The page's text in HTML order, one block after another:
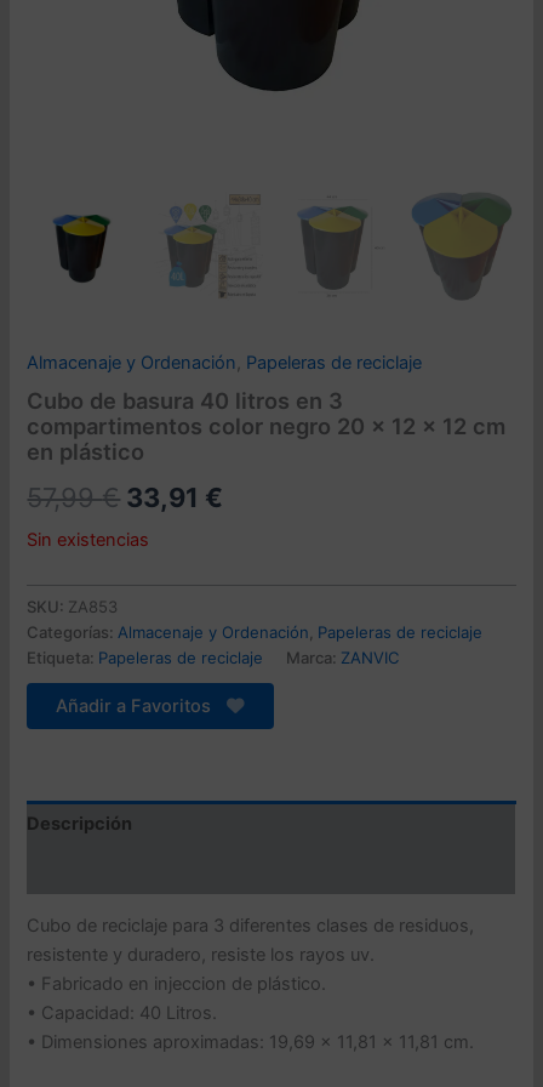
Almacenaje y Ordenación, Papeleras de reciclaje
Cubo de basura 40 litros en 3
compartimentos color negro 20 x 12 x 12 cm
en plástico
57,99€ El
precio
era:
57,99 €.
33,91 €
es:
33,91 €.
Sin existencias
SKU: ZA853
Categorías: Almacenaje y Ordenación Papeleras de reciclaje
Etiqueta: Papeleras de reciclaje Marca: ZANVIC
Añadir a Favoritos
Descripción
Cubo de reciclaje para 3 diferentes clases de residuos,
resistente y duradero, resiste los rayos uv.
• Fabricado en injeccion de plástico.
• Capacidad: 40 Litros.
• Dimensiones aproximadas: 19,69 x 11,81 x 11,81 cm.